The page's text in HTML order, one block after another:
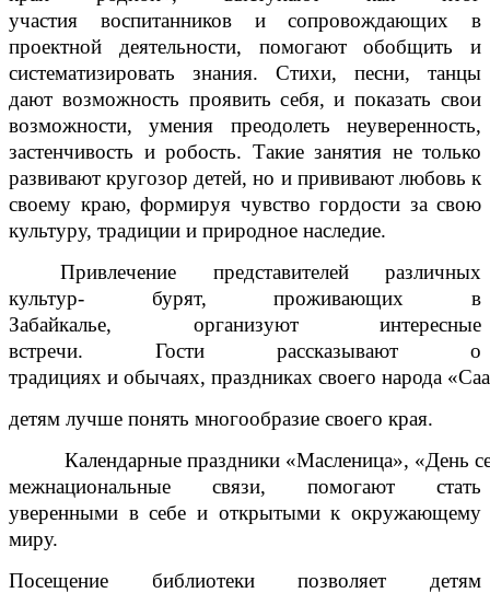
участия воспитанников и сопровождающих в
проектной деятельности, помогают обобщить и
систематизировать знания. Стихи, песни, танцы
дают возможность проявить себя, и показать свои
возможности, умения преодолеть неуверенность,
застенчивость и робость. Такие занятия не только
развивают кругозор детей, но и прививают любовь к
своему краю, формируя чувство гордости за свою
культуру, традиции и природное наследие.
Привлечение представителей различных
культур- бурят, проживающих в
Забайкалье, организуют интересные
встречи. Гости рассказывают о
традициях и обычаях, праздниках своего народа
детям лучше понять многообразие своего края.
Календарные праздники «Масленица», «День
межнациональные связи, помогают стать
уверенными в себе и открытыми к окружающему
миру.
Посещение библиотеки позволяет детям